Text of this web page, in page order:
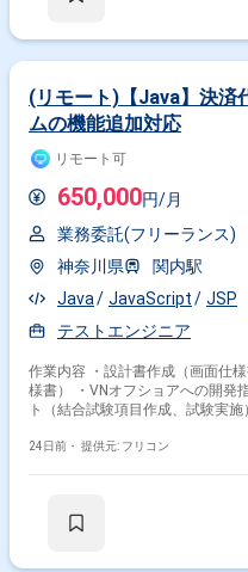
(リモート)【Java】決済
ムの機能追加対応
リモート可
650,000円/月
業務委託(フリーランス)
神奈川県
関内駅
Java
JavaScript
JSP
テストエンジニア
作業内容 ・設計書作成（画面仕
様書） ・VNオフショアへの開発
ト（結合試験項目作成、試験実施）
24日前・ 提供元: フリコン